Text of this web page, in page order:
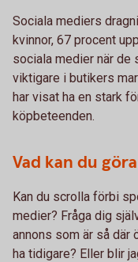
Sociala mediers
kvinnor, 67 procent
sociala medier när de
viktigare i butikers
har visat ha en stark
köpbeteenden.
Vad kan du
Kan du scrolla förbi
medier? Fråga dig
annons som är så där
ha tidigare? Eller blir